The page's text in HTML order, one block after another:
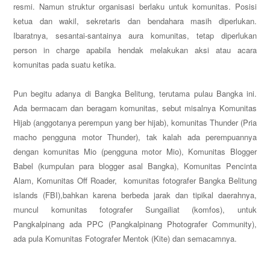
resmi. Namun struktur organisasi berlaku untuk komunitas. Posisi
ketua dan wakil, sekretaris dan bendahara masih diperlukan.
Ibaratnya, sesantai-santainya aura komunitas, tetap diperlukan
person in charge apabila hendak melakukan aksi atau acara
komunitas pada suatu ketika.
Pun begitu adanya di Bangka Belitung, terutama pulau Bangka ini.
Ada bermacam dan beragam komunitas, sebut misalnya Komunitas
Hijab (anggotanya perempun yang ber hijab), komunitas Thunder (Pria
macho pengguna motor Thunder), tak kalah ada perempuannya
dengan komunitas Mio (pengguna motor Mio), Komunitas Blogger
Babel (kumpulan para blogger asal Bangka), Komunitas Pencinta
Alam, Komunitas Off Roader, komunitas fotografer Bangka Belitung
islands (FBI),bahkan karena berbeda jarak dan tipikal daerahnya,
muncul komunitas fotografer Sungailiat (komfos), untuk
Pangkalpinang ada PPC (Pangkalpinang Photografer Community),
ada pula Komunitas Fotografer Mentok (Kite) dan semacamnya.